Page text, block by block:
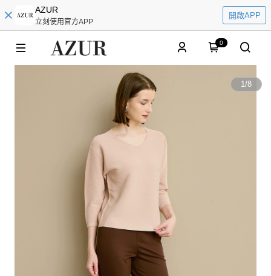
AZUR
立刻使用官方APP
開啟APP
0
1/8